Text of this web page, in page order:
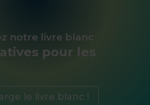
notre livre blanc
pour les
le livre blanc !